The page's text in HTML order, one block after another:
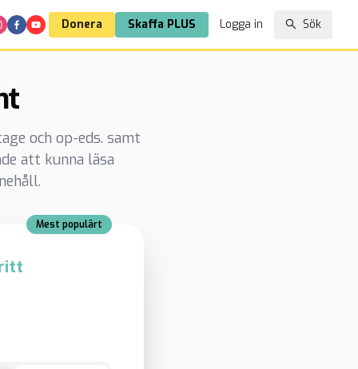
Donera Skaffa PLUS Logga in Sök
och op-eds. samt
att kunna läsa
Mest populärt